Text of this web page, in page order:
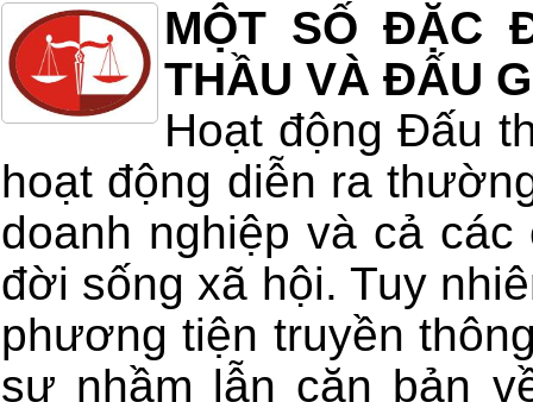
MỘT SỐ ĐẶC
THẦU VÀ ĐẤU
Hoạt động Đấu
hoạt động diễn ra
doanh nghiệp và cả
đời sống xã hội. Tuy
phương tiện truyền
sự nhầm lẫn căn bản